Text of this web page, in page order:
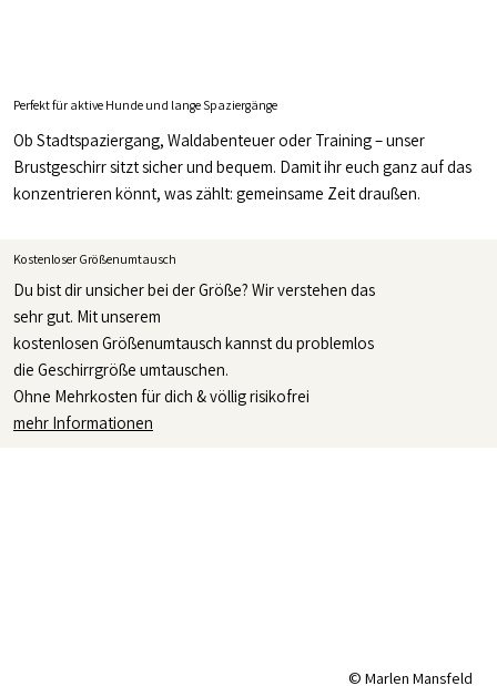
Perfekt für aktive Hunde und lange Spaziergänge
Ob Stadtspaziergang, Waldabenteuer oder Training – unser
Brustgeschirr sitzt sicher und bequem. Damit ihr euch ganz auf das
konzentrieren könnt, was zählt: gemeinsame Zeit draußen.
Kostenloser Größenumtausch
Du bist dir unsicher bei der Größe? Wir verstehen das
sehr gut. Mit unserem
kostenlosen Größenumtausch kannst du problemlos
die Geschirrgröße umtauschen.
Ohne Mehrkosten für dich & völlig risikofrei
mehr Informationen
© Marlen Mansfeld